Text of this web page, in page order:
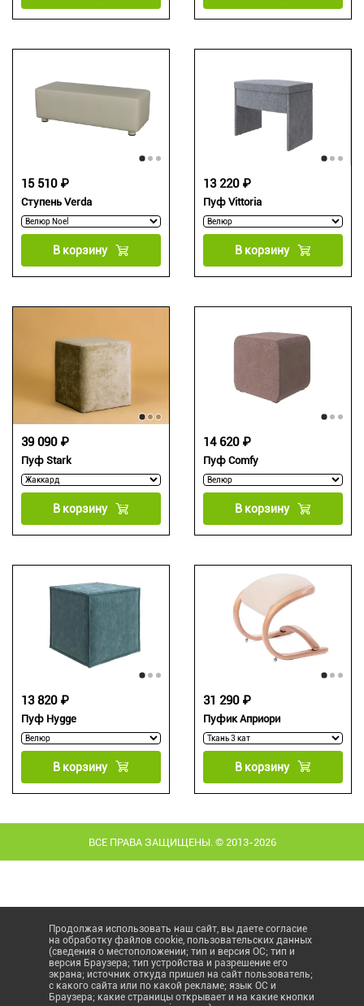
Ступень Verda
15 510 ₽
В корзину
Пуф Vittoria
13 220 ₽
В корзину
Пуф Stark
39 090 ₽
В корзину
Пуф Comfy
14 620 ₽
В корзину
Пуф Hygge
13 820 ₽
В корзину
Пуфик Априори
31 290 ₽
В корзину
ВСЕ ПРАВА ЗАЩИЩЕНЫ. © 2013-2026
Продолжая использовать наш сайт, вы даете согласие
на обработку файлов cookie, пользовательских данных
(сведения о местоположении; тип и версия ОС; тип и
версия Браузера; тип устройства и разрешение его
экрана; источник откуда пришел на сайт пользователь;
с какого сайта или по какой рекламе; язык ОС и
Браузера; какие страницы открывает и на какие кнопки